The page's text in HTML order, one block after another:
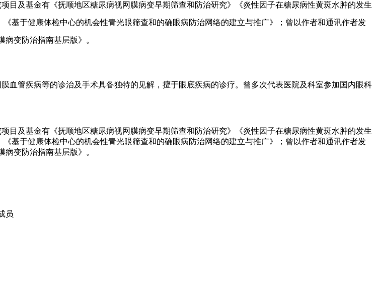
目及基金有《抚顺地区糖尿病视网膜病变早期筛查和防治研究》《炎性因子在糖尿病性黄斑水肿的发生
基于健康体检中心的机会性青光眼筛查和的确眼病防治网络的建立与推广》；曾以作者和通讯作者发
变防治指南基层版》。
血管疾病等的诊治及手术具备独特的见解，擅于眼底疾病的诊疗。曾多次代表医院及科室参加国内眼科
目及基金有《抚顺地区糖尿病视网膜病变早期筛查和防治研究》《炎性因子在糖尿病性黄斑水肿的发生
基于健康体检中心的机会性青光眼筛查和的确眼病防治网络的建立与推广》；曾以作者和通讯作者发
变防治指南基层版》。
员